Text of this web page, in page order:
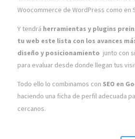
Woocommerce de WordPress como en
Y tendrá herramientas y plugins
tu web este lista con los avances
diseño y posicionamiento junto con
para evaluar desde donde llegan tus
Todo ello lo combinamos con SEO en
haciendo una ficha de perfil adecuada
cercanos.